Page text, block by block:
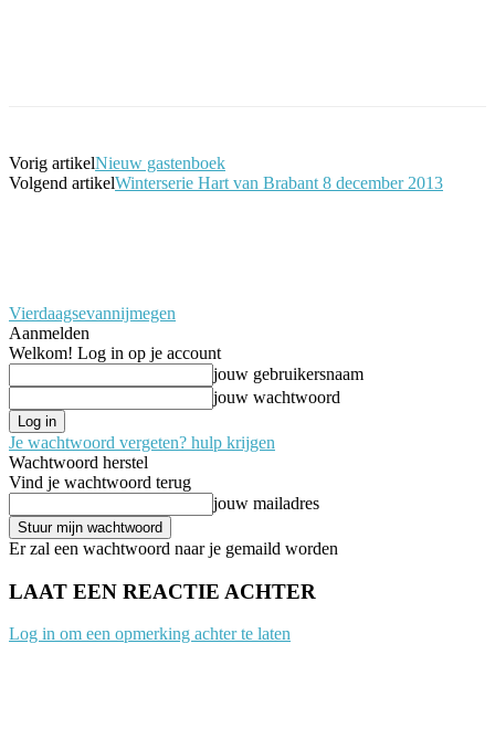
Vorig artikelNieuw gastenboek
Volgend artikelWinterserie Hart van Brabant 8 december 2013
Vierdaagsevannijmegen
Aanmelden
Welkom! Log in op je account
jouw gebruikersnaam
jouw wachtwoord
Je wachtwoord vergeten? hulp krijgen
Wachtwoord herstel
Vind je wachtwoord terug
jouw mailadres
Er zal een wachtwoord naar je gemaild worden
LAAT EEN REACTIE ACHTER
Log in om een opmerking achter te laten